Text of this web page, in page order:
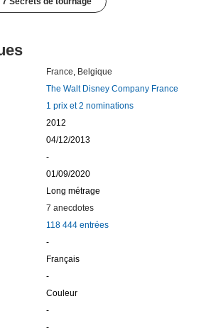
France Belgique
The Walt Disney Company France
1 prix et 2 nominations
2012
04/12/2013
-
01/09/2020
Long métrage
7 anecdotes
118 444 entrées
-
Français
-
Couleur
-